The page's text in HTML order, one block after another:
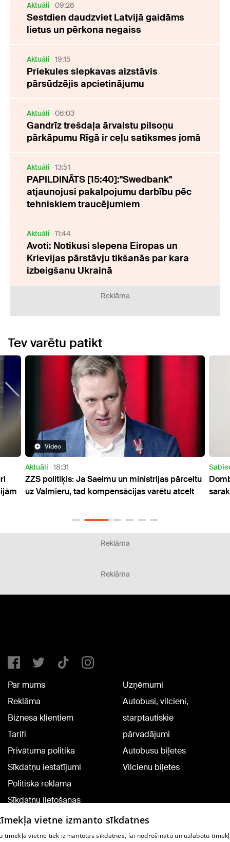
Aktuāli 09:26
Sestdien daudzviet Latvijā gaidāms
lietus un pērkona negaiss
Aktuāli 19:15
Priekules slepkavas aizstāvis
pārsūdzējis apcietinājumu
Aktuāli 06:03
Gandrīz trešdaļa ārvalstu pilsoņu
pārkāpumu Rīgā ir ceļu satiksmes jomā
Aktuāli 13:51
PAPILDINĀTS [15:40]:"Swedbank"
atjaunojusi pakalpojumu darbību pēc
tehniskiem traucējumiem
Aktuāli 11:44
Avoti: Notikusi slepena Eiropas un
Krievijas pārstāvju tikšanās par kara
izbeigšanu Ukrainā
Reklāma
Tev varētu patikt
pārceltu
atcelt
Sabiedrība
Dombrava kopš stāšanās amatā "melnajā
sarakstā" iekļāvis ap 90 ārvalstnieku
Reklāma
Reklāma
Par mums
Reklāma
Biznesa klientiem
Tarifi
Privātuma politika
Sīkdatņu iestatījumi
Politiskā reklāma
Sīkdatņu lietošanas
noteikumi
Komentāru pievienošana
Uzņēmumi
Autobusi, vilcieni,
starptautiskie
pārvadājumi
Autobusu biļetes
Vilcienu biļetes
vietne izmanto sīkdatnes
tīmekļa vietnē tiek izmantotas sīkdatnes, lai nodrošinātu un uzlabotu